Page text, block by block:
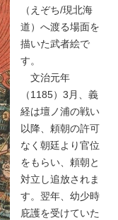
（えぞち/現北海
道）へ渡る場面を
描いた武者絵で
す。
文治元年
（1185）3月、義
経は壇ノ浦の戦い
以降、頼朝の許可
なく朝廷より官位
をもらい、頼朝と
対立し追放されま
す。翌年、幼少時
庇護を受けていた